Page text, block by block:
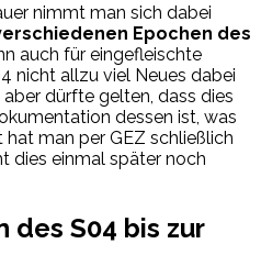
nimmt man sich dabei
Epochen des
auch für eingefleischte
nicht allzu viel Neues dabei
dürfte gelten, dass dies
dessen ist, was
man per GEZ schließlich
dies einmal später noch
des S04 bis zur